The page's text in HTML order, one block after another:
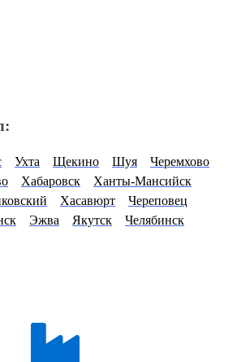
Ухта Щекино Шуя
Черемхово
Хабаровск
Ханты-Мансийск
Хасавюрт
Череповец
Эжва Якутск
Челябинск